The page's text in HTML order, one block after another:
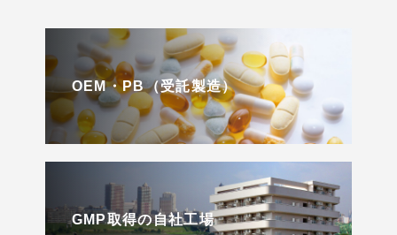
OEM・PB（受託製造）
GMP取得の自社工場